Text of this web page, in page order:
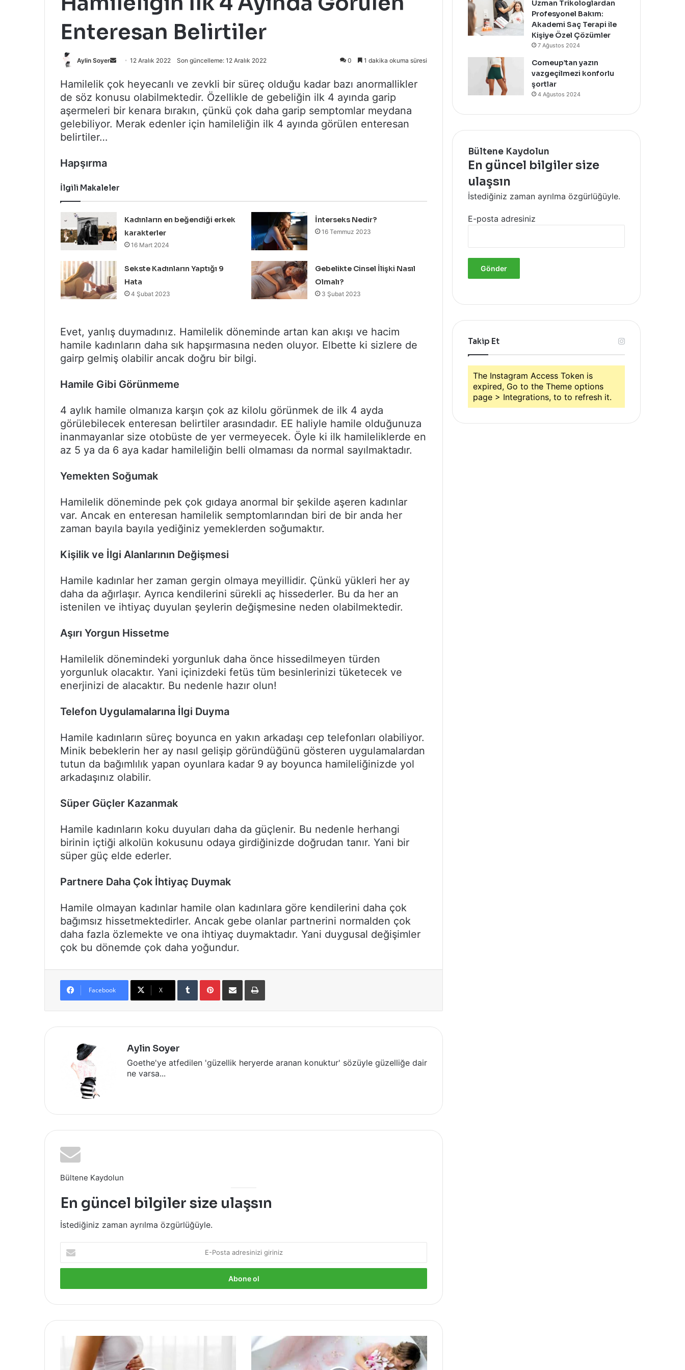
Enteresan Belirtiler
Aylin Soyer
Bir
posta
göndermek
12 Aralık 2022 Son güncelleme: 12 Aralık 2022 0 1 dakika okuma süresi
Hamilelik çok heyecanlı ve zevkli bir süreç olduğu kadar bazı anormallikler
de söz konusu olabilmektedir. Özellikle de gebeliğin ilk 4 ayında garip
aşermeleri bir kenara bırakın, çünkü çok daha garip semptomlar meydana
gelebiliyor. Merak edenler için hamileliğin ilk 4 ayında görülen enteresan
belirtiler…
Hapşırma
İlgili Makaleler
Kadınların en beğendiği erkek
karakterler
16 Mart 2024
İnterseks Nedir?
16 Temmuz 2023
Sekste Kadınların Yaptığı 9
Hata
4 Şubat 2023
Gebelikte Cinsel İlişki Nasıl
Olmalı?
3 Şubat 2023
Evet, yanlış duymadınız. Hamilelik döneminde artan kan akışı ve hacim
hamile kadınların daha sık hapşırmasına neden oluyor. Elbette ki sizlere de
gairp gelmiş olabilir ancak doğru bir bilgi.
Hamile Gibi Görünmeme
4 aylık hamile olmanıza karşın çok az kilolu görünmek de ilk 4 ayda
görülebilecek enteresan belirtiler arasındadır. EE haliyle hamile olduğunuza
inanmayanlar size otobüste de yer vermeyecek. Öyle ki ilk hamileliklerde en
az 5 ya da 6 aya kadar hamileliğin belli olmaması da normal sayılmaktadır.
Yemekten Soğumak
Hamilelik döneminde pek çok gıdaya anormal bir şekilde aşeren kadınlar
var. Ancak en enteresan hamilelik semptomlarından biri de bir anda her
zaman bayıla bayıla yediğiniz yemeklerden soğumaktır.
Kişilik ve İlgi Alanlarının Değişmesi
Hamile kadınlar her zaman gergin olmaya meyillidir. Çünkü yükleri her ay
daha da ağırlaşır. Ayrıca kendilerini sürekli aç hissederler. Bu da her an
istenilen ve ihtiyaç duyulan şeylerin değişmesine neden olabilmektedir.
Aşırı Yorgun Hissetme
Hamilelik dönemindeki yorgunluk daha önce hissedilmeyen türden
yorgunluk olacaktır. Yani içinizdeki fetüs tüm besinlerinizi tüketecek ve
enerjinizi de alacaktır. Bu nedenle hazır olun!
Telefon Uygulamalarına İlgi Duyma
Hamile kadınların süreç boyunca en yakın arkadaşı cep telefonları olabiliyor.
Minik bebeklerin her ay nasıl gelişip göründüğünü gösteren uygulamalardan
tutun da bağımlılık yapan oyunlara kadar 9 ay boyunca hamileliğinizde yol
arkadaşınız olabilir.
Süper Güçler Kazanmak
Hamile kadınların koku duyuları daha da güçlenir. Bu nedenle herhangi
birinin içtiği alkolün kokusunu odaya girdiğinizde doğrudan tanır. Yani bir
süper güç elde ederler.
Partnere Daha Çok İhtiyaç Duymak
Hamile olmayan kadınlar hamile olan kadınlara göre kendilerini daha çok
bağımsız hissetmektedirler. Ancak gebe olanlar partnerini normalden çok
daha fazla özlemekte ve ona ihtiyaç duymaktadır. Yani duygusal değişimler
çok bu dönemde çok daha yoğundur.
Facebook X
TumblrPinterestE-Posta ile paylaşYazdır
Aylin Soyer
Goethe'ye atfedilen 'güzellik heryerde aranan konuktur' sözüyle güzelliğe dair
ne varsa...
Bültene Kaydolun
En güncel bilgiler size ulaşsın
İstediğiniz zaman ayrılma özgürlüğüyle.
E-
Posta
adresinizi
İkinci
Çocuğa
Hamile
Hamilelikte
Banyo
Yaparken
Uzman Trikologlardan
Profesyonel Bakım:
Akademi Saç Terapi ile
Kişiye Özel Çözümler
7 Ağustos 2024
Comeup’tan yazın
vazgeçilmezi konforlu
şortlar
4 Ağustos 2024
Bültene Kaydolun
En güncel bilgiler size
ulaşsın
İstediğiniz zaman ayrılma özgürlüğüyle.
E-posta adresiniz
Takip Et
The Instagram Access Token is
expired, Go to the Theme options
page > Integrations, to to refresh it.